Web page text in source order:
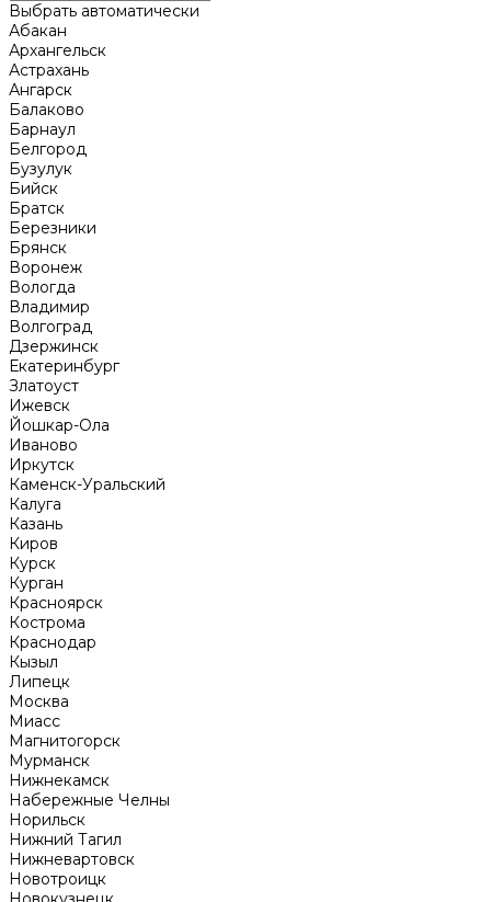
Выбрать автоматически
Абакан
Архангельск
Астрахань
Ангарск
Балаково
Барнаул
Белгород
Бузулук
Бийск
Братск
Березники
Брянск
Воронеж
Вологда
Владимир
Волгоград
Дзержинск
Екатеринбург
Златоуст
Ижевск
Йошкар-Ола
Иваново
Иркутск
Каменск-Уральский
Калуга
Казань
Киров
Курск
Курган
Красноярск
Кострома
Краснодар
Кызыл
Липецк
Москва
Миасс
Магнитогорск
Мурманск
Нижнекамск
Набережные Челны
Норильск
Нижний Тагил
Нижневартовск
Новотроицк